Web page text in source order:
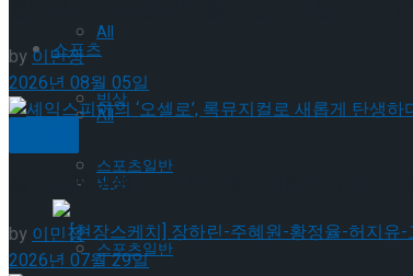
All
빙상
스포츠일반
스포츠
All
빙상
스포츠일반
by 이민정
2026년 08월 05일
셰익스피어의 ‘오셀로’, 록뮤지컬로 새롭게
by이민정
2026년 07월 29일